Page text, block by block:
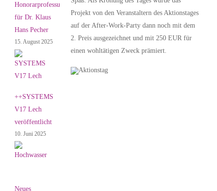
Projekt von den Veranstaltern des Aktionstages
auf der After-Work-Party dann noch mit dem
2. Preis ausgezeichnet und mit 250 EUR für
einen wohltätigen Zweck prämiert.
Honorarprofessur
für Dr. Klaus
Hans Pecher
15. August 2025
++SYSTEMS
V17 Lech
veröffentlicht
10. Juni 2025
Neues